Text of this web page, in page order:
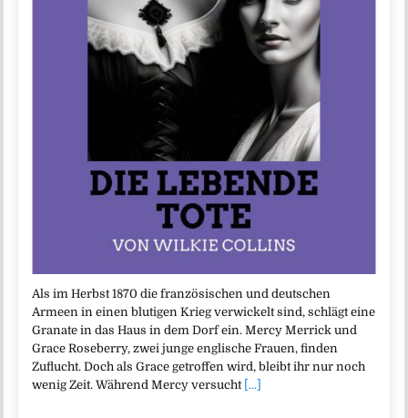
Als im Herbst 1870 die französischen und deutschen
Armeen in einen blutigen Krieg verwickelt sind, schlägt eine
Granate in das Haus in dem Dorf ein. Mercy Merrick und
Grace Roseberry, zwei junge englische Frauen, finden
Zuflucht. Doch als Grace getroffen wird, bleibt ihr nur noch
wenig Zeit. Während Mercy versucht [...]